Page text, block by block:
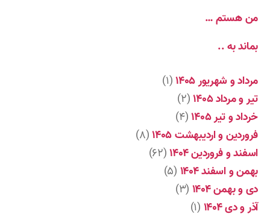
من هستم …
بماند به ..
مرداد و شهریور ۱۴۰۵
(۱)
تیر و مرداد ۱۴۰۵
(۲)
خرداد و تیر ۱۴۰۵
(۴)
فروردین و اردیبهشت ۱۴۰۵
(۸)
اسفند و فروردین ۱۴۰۴
(۶۲)
بهمن و اسفند ۱۴۰۴
(۵)
دی و بهمن ۱۴۰۴
(۳)
آذر و دی ۱۴۰۴
(۱)